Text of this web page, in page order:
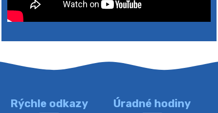
4. augusta 2026 10:05
Zberný dvor-Gyűjtőudvar
bude zberný dvor zatvorený. Értesítjük a lakosokat,
Rýchle odkazy Úradné hodiny